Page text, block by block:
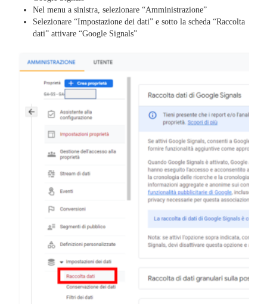
Nel menu a sinistra, selezionare “Amministrazione”
Selezionare “Impostazione dei dati” e sotto la scheda “Raccolta
dati” attivare “Google Signals”